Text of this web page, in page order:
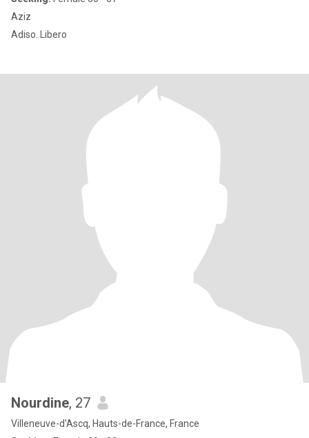
Aziz
Adiso. Libero
Nourdine, 27
Villeneuve-d'Ascq, Hauts-de-France, France